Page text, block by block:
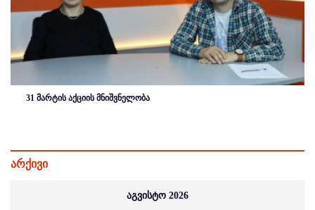
31 მარტის აქციის მნიშვნელობა
არქივი
აგვისტო 2026